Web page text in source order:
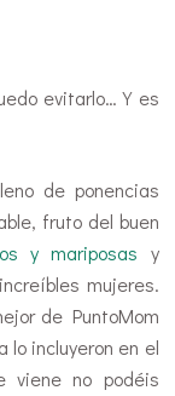
evitarlo… Y es
de ponencias
fruto del buen
y mariposas y
mujeres.
de PuntoMom
incluyeron en el
viene no podéis